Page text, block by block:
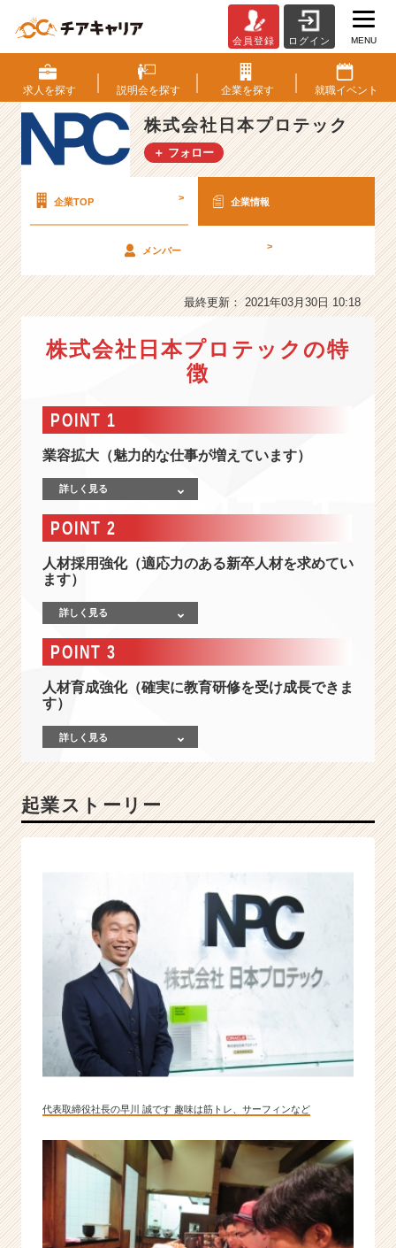
式
会
社
日
本
プ
ロ
の
-
電
体、
都
市
通
社
の
イ
ン
ラ
を
続
ン
ー・
成
長
業
ら
カ
ウ
ト
が
会員登録 ログイン MENU
求人を探す 説明会を探す 企業を探す 就職イベント
株式会社日本プロテック
＋ フォロー
企業TOP > 企業情報
メンバー >
最終更新： 2021年03月30日 10:18
株式会社日本プロテックの特
徴
POINT 1
業容拡大（魅力的な仕事が増えています）
詳しく見る
POINT 2
人材採用強化（適応力のある新卒人材を求めてい
ます）
詳しく見る
POINT 3
人材育成強化（確実に教育研修を受け成長できま
す）
詳しく見る
起業ストーリー
代表取締役社長の早川 誠です 趣味は筋トレ、サーフィンなど